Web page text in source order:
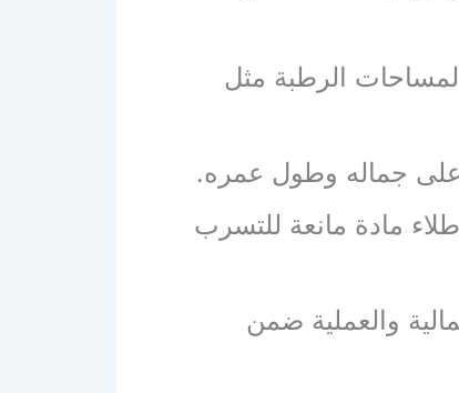
الرطبة مثل
على جماله وطول عمره.
مادة مانعة للتسرب
والعملية ضمن